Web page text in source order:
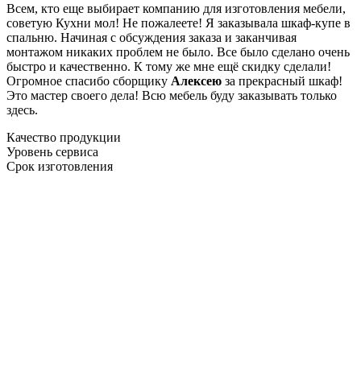
Всем, кто еще выбирает компанию для изготовления мебели,
советую Кухни мол! Не пожалеете! Я заказывала шкаф-купе в
спальню. Начиная с обсуждения заказа и заканчивая
монтажом никаких проблем не было. Все было сделано очень
быстро и качественно. К тому же мне ещё скидку сделали!
Огромное спасибо сборщику Алексею за прекрасный шкаф!
Это мастер своего дела! Всю мебель буду заказывать только
здесь.
Качество продукции
Уровень сервиса
Срок изготовления